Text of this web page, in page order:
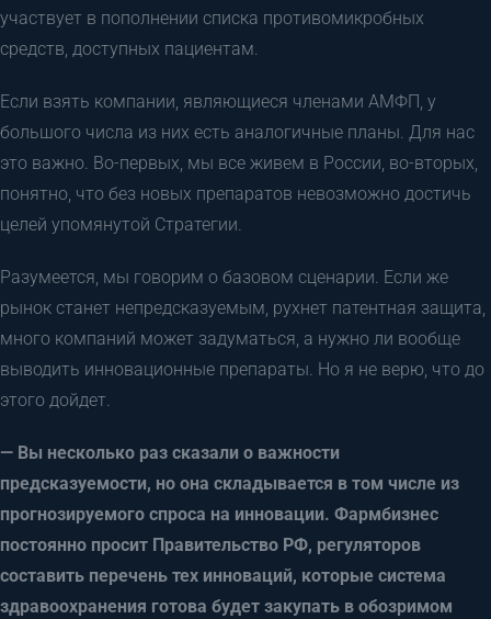
участвует в пополнении списка противомикробных
средств, доступных пациентам.
Если взять компании, являющиеся членами АМФП, у
большого числа из них есть аналогичные планы. Для нас
это важно. Во-первых, мы все живем в России, во-вторых,
понятно, что без новых препаратов невозможно достичь
целей упомянутой Стратегии.
Разумеется, мы говорим о базовом сценарии. Если же
рынок станет непредсказуемым, рухнет патентная защита,
много компаний может задуматься, а нужно ли вообще
выводить инновационные препараты. Но я не верю, что до
этого дойдет.
— Вы несколько раз сказали о важности
предсказуемости, но она складывается в том числе из
прогнозируемого спроса на инновации. Фармбизнес
постоянно просит Правительство РФ, регуляторов
составить перечень тех инноваций, которые система
здравоохранения готова будет закупать в обозримом